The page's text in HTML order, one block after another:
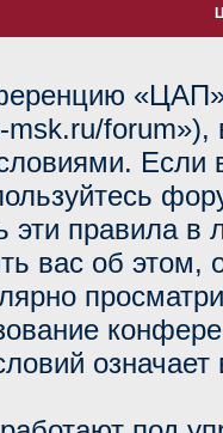
forum»),
Если
эти правила
вас об